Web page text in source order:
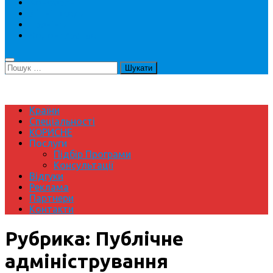
Пошук:
Країни
Спеціальності
КОРИСНЕ
Послуги
Підбір Програми
Консультації
Відгуки
Реклама
Партнери
Контакти
Рубрика: Публічне
адміністрування